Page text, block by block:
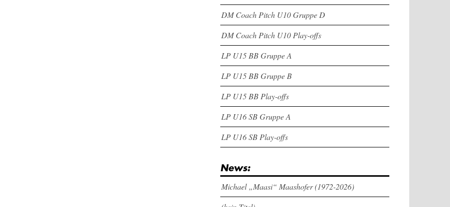
DM Coach Pitch U10 Gruppe D
DM Coach Pitch U10 Play-offs
LP U15 BB Gruppe A
LP U15 BB Gruppe B
LP U15 BB Play-offs
LP U16 SB Gruppe A
LP U16 SB Play-offs
News:
Michael „Maasi“ Maashofer (1972-2026)